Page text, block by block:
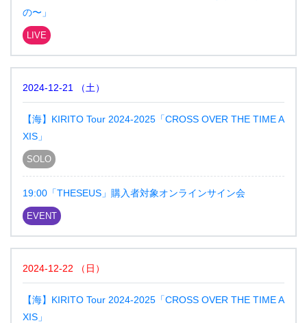
の〜」
LIVE
2024-12-21 （土）
【海】KIRITO Tour 2024-2025「CROSS OVER THE TIME A
XIS」
SOLO
19:00「THESEUS」購入者対象オンラインサイン会
EVENT
2024-12-22 （ 日 ）
【海】KIRITO Tour 2024-2025「CROSS OVER THE TIME A
XIS」